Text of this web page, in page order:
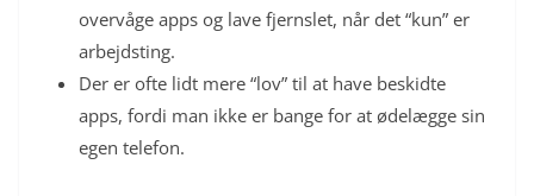
overvåge apps og lave fjernslet, når det “kun” er
arbejdsting.
Der er ofte lidt mere “lov” til at have beskidte
apps, fordi man ikke er bange for at ødelægge sin
egen telefon.